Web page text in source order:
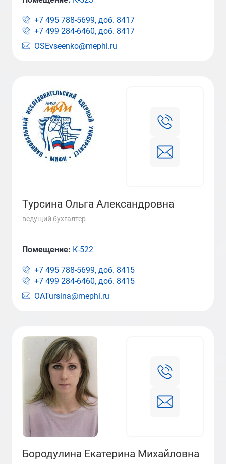
OSEvseenko@mephi.ru
+7 495 788-5699, доб. 8417
+7 499 284-6460, доб. 8417
Турсина Ольга Александровна
ведущий бухгалтер
OATursina@mephi.ru
Помещение: К-522
+7 495 788-5699, доб. 8415
+7 499 284-6460, доб. 8415
Бородулина Екатерина Михайловна